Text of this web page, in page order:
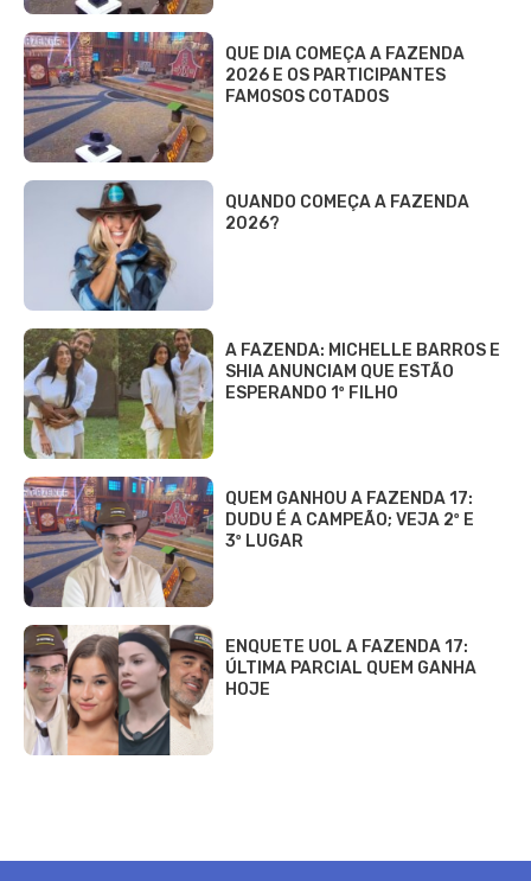
QUE DIA COMEÇA A FAZENDA
2026 E OS PARTICIPANTES
FAMOSOS COTADOS
QUANDO COMEÇA A FAZENDA
2026?
A FAZENDA: MICHELLE BARROS E
SHIA ANUNCIAM QUE ESTÃO
ESPERANDO 1º FILHO
QUEM GANHOU A FAZENDA 17:
DUDU É A CAMPEÃO; VEJA 2º E
3º LUGAR
ENQUETE UOL A FAZENDA 17:
ÚLTIMA PARCIAL QUEM GANHA
HOJE